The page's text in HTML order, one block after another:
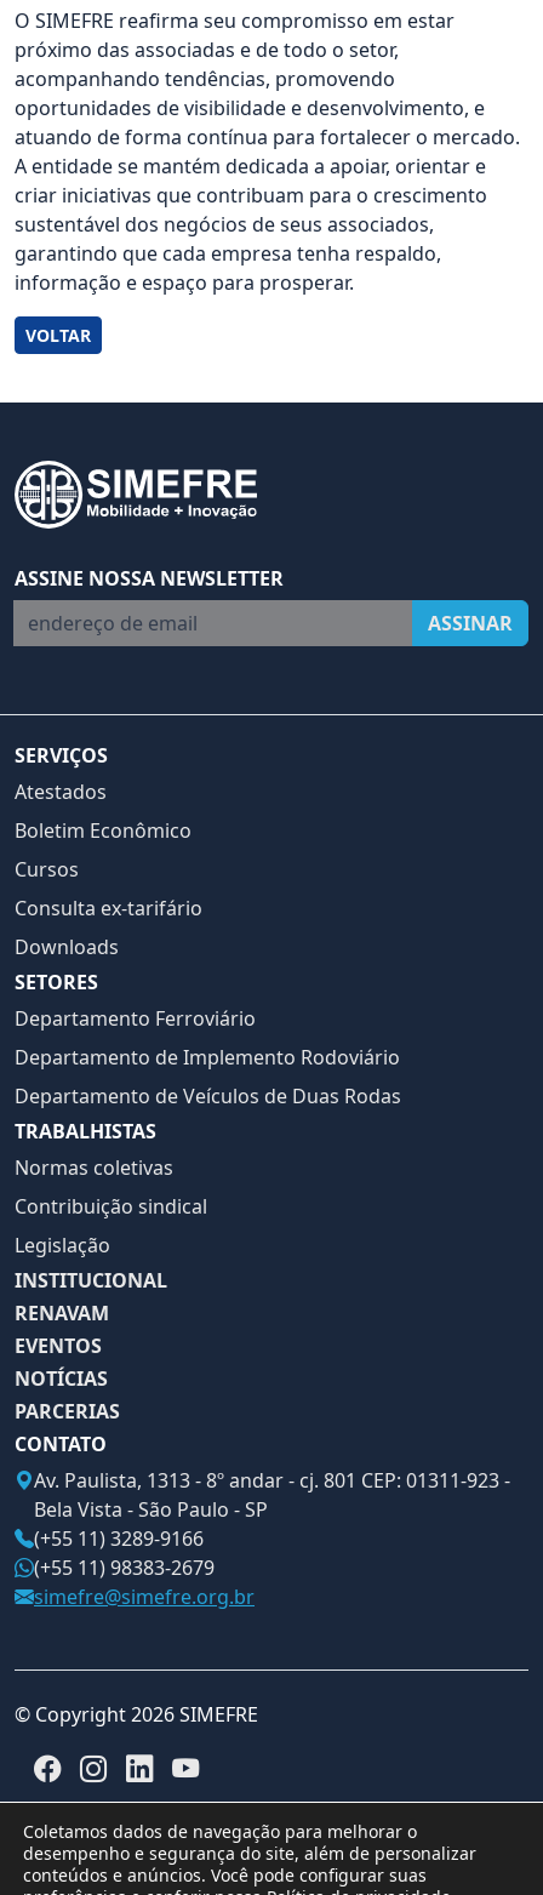
O SIMEFRE reafirma seu compromisso em estar
próximo das associadas e de todo o setor,
acompanhando tendências, promovendo
oportunidades de visibilidade e desenvolvimento, e
atuando de forma contínua para fortalecer o mercado.
A entidade se mantém dedicada a apoiar, orientar e
criar iniciativas que contribuam para o crescimento
sustentável dos negócios de seus associados,
garantindo que cada empresa tenha respaldo,
informação e espaço para prosperar.
VOLTAR
ASSINE NOSSA NEWSLETTER
endereço de email
ASSINAR
SERVIÇOS
Atestados
Boletim Econômico
Cursos
Consulta ex-tarifário
Downloads
SETORES
Departamento Ferroviário
Departamento de Implemento Rodoviário
Departamento de Veículos de Duas Rodas
TRABALHISTAS
Normas coletivas
Contribuição sindical
Legislação
INSTITUCIONAL
RENAVAM
EVENTOS
NOTÍCIAS
PARCERIAS
CONTATO
Av. Paulista, 1313 - 8º andar - cj. 801 CEP: 01311-923 -
Bela Vista - São Paulo - SP
(+55 11) 3289-9166
(+55 11) 98383-2679
simefre@simefre.org.br
© Copyright 2026 SIMEFRE
Coletamos dados de navegação para melhorar o
desempenho e segurança do site, além de personalizar
conteúdos e anúncios. Você pode configurar suas